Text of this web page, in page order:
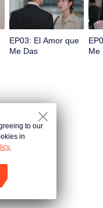
EP03: El Amor que
Me Das
Me
Mi Hombro
to our
in